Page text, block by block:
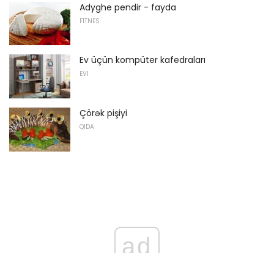
Adyghe pendir - fayda
FITNES
Ev üçün kompüter kafedraları
EVI
Çörək pişiyi
QIDA
ad